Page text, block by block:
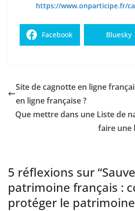
https://www.onparticipe.fr/
Facebook Bluesky
Site de cagnotte en ligne
en ligne française ?
Que mettre dans une Liste de
faire une
5 réflexions sur “
patrimoine français :
protéger le